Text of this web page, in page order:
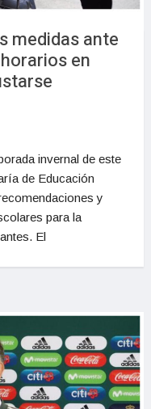
medidas ante
en
invernal de este
de Educación
y
para la
El